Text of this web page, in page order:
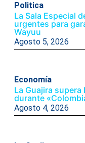
Politica
La Sala Especial
urgentes para
Wayuu
Agosto 5, 2026
Economía
La Guajira
durante
Agosto 4, 2026